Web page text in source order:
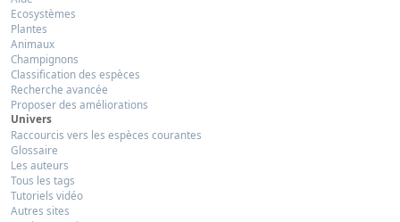
Ecosystèmes
Plantes
Animaux
Champignons
Classification des espèces
Recherche avancée
Proposer des améliorations
Univers
Raccourcis vers les espèces courantes
Glossaire
Les auteurs
Tous les tags
Tutoriels vidéo
Autres sites